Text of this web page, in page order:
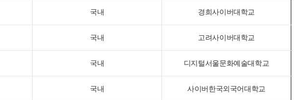
국내 경희사이버대학교
국내 고려사이버대학교
국내 디지털서울문화예술대학교
국내 사이버한국외국어대학교